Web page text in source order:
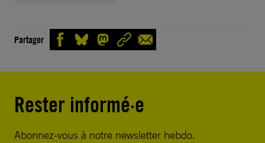
Partager
Rester informé·e
Abonnez-vous à notre newsletter hebdo.